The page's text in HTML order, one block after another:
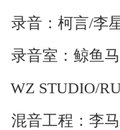
音：柯言/李星
音室：鲸鱼马
STUDIO/
音工程：李马